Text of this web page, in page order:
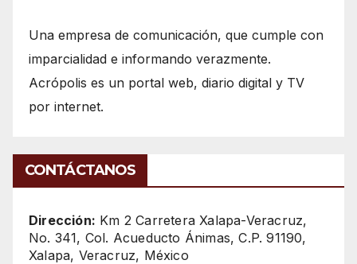
Una empresa de comunicación, que cumple con
imparcialidad e informando verazmente.
Acrópolis es un portal web, diario digital y TV
por internet.
CONTÁCTANOS
Dirección: Km 2 Carretera Xalapa-Veracruz,
No. 341, Col. Acueducto Ánimas, C.P. 91190,
Xalapa, Veracruz, México